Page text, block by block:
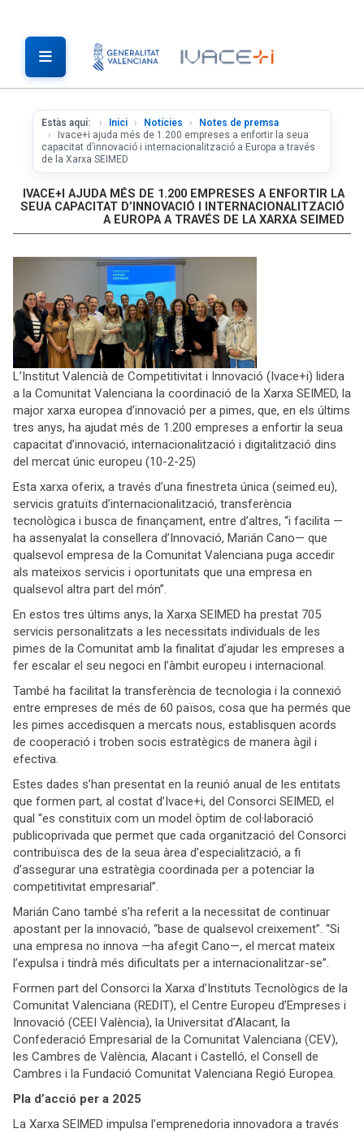
Estàs aquí: Inici Notícies
Notes de premsa
Ivace+i ajuda més de 1.200 empreses a enfortir la seua
capacitat d’innovació i internacionalització a Europa a través
de la Xarxa SEIMED
IVACE+I AJUDA MÉS DE 1.200 EMPRESES A ENFORTIR LA
SEUA CAPACITAT D’INNOVACIÓ I INTERNACIONALITZACIÓ
A EUROPA A TRAVÉS DE LA XARXA SEIMED
L’Institut Valencià de Competitivitat i Innovació (Ivace+i) lidera
a la Comunitat Valenciana la coordinació de la Xarxa SEIMED, la
major xarxa europea d’innovació per a pimes, que, en els últims
tres anys, ha ajudat més de 1.200 empreses a enfortir la seua
capacitat d’innovació, internacionalització i digitalització dins
del mercat únic europeu (10-2-25)
Esta xarxa oferix, a través d’una finestreta única (seimed.eu),
servicis gratuïts d’internacionalització, transferència
tecnològica i busca de finançament, entre d’altres, “i facilita —
ha assenyalat la consellera d’Innovació, Marián Cano— que
qualsevol empresa de la Comunitat Valenciana puga accedir
als mateixos servicis i oportunitats que una empresa en
qualsevol altra part del món”.
En estos tres últims anys, la Xarxa SEIMED ha prestat 705
servicis personalitzats a les necessitats individuals de les
pimes de la Comunitat amb la finalitat d’ajudar les empreses a
fer escalar el seu negoci en l’àmbit europeu i internacional.
També ha facilitat la transferència de tecnologia i la connexió
entre empreses de més de 60 països, cosa que ha permés que
les pimes accedisquen a mercats nous, establisquen acords
de cooperació i troben socis estratègics de manera àgil i
efectiva.
Estes dades s’han presentat en la reunió anual de les entitats
que formen part, al costat d’Ivace+i, del Consorci SEIMED, el
qual “es constituïx com un model òptim de col·laboració
publicoprivada que permet que cada organització del Consorci
contribuïsca des de la seua àrea d’especialització, a fi
d’assegurar una estratègia coordinada per a potenciar la
competitivitat empresarial”.
Marián Cano també s’ha referit a la necessitat de continuar
apostant per la innovació, “base de qualsevol creixement”. “Si
una empresa no innova —ha afegit Cano—, el mercat mateix
l’expulsa i tindrà més dificultats per a internacionalitzar-se”.
Formen part del Consorci la Xarxa d’Instituts Tecnològics de la
Comunitat Valenciana (REDIT), el Centre Europeu d’Empreses i
Innovació (CEEI València), la Universitat d’Alacant, la
Confederació Empresarial de la Comunitat Valenciana (CEV),
les Cambres de València, Alacant i Castelló, el Consell de
Cambres i la Fundació Comunitat Valenciana Regió Europea.
Pla d’acció per a 2025
La Xarxa SEIMED impulsa l’emprenedoria innovadora a través